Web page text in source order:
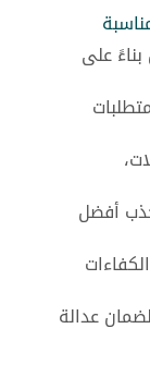
على
أفضل
عدالة